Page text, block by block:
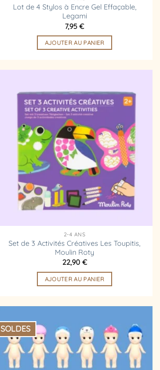
Lot de 4 Stylos à Encre Gel Effaçable,
Legami
7,95€
AJOUTER AU PANIER
Ajouter
à la
2-4 ANS
Set de 3 Activités Créatives Les Toupitis,
Moulin Roty
22,90 €
AJOUTER AU PANIER
SOLDES
Ajouter
à la
liste
d’envies